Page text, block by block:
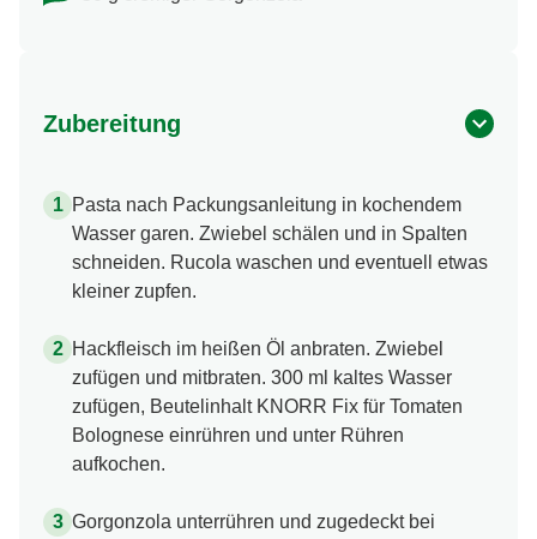
Zubereitung
Pasta nach Packungsanleitung in kochendem
Wasser garen. Zwiebel schälen und in Spalten
schneiden. Rucola waschen und eventuell etwas
kleiner zupfen.
Hackfleisch im heißen Öl anbraten. Zwiebel
zufügen und mitbraten. 300 ml kaltes Wasser
zufügen, Beutelinhalt KNORR Fix für Tomaten
Bolognese einrühren und unter Rühren
aufkochen.
Gorgonzola unterrühren und zugedeckt bei